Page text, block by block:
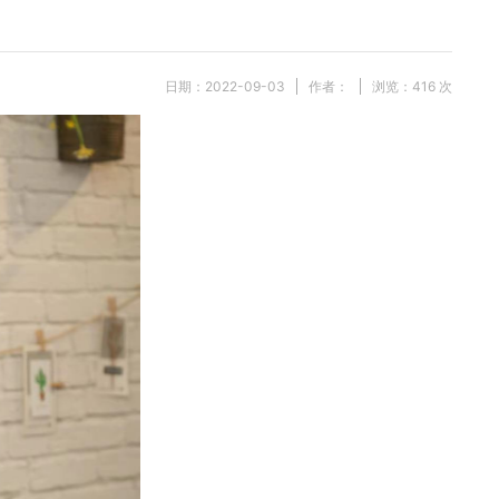
浏览： 416 次
作者：
日期：2022-09-03